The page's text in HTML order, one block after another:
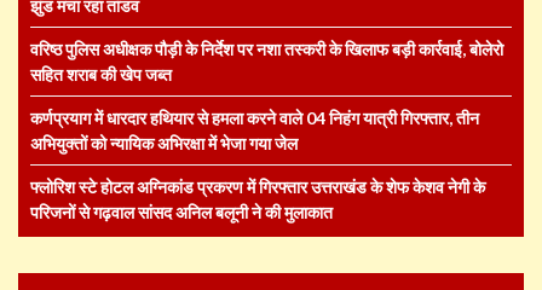
झुंड मचा रहा तांडव
वरिष्ठ पुलिस अधीक्षक पौड़ी के निर्देश पर नशा तस्करी के खिलाफ बड़ी कार्रवाई, बोलेरो
सहित शराब की खेप जब्त
कर्णप्रयाग में धारदार हथियार से हमला करने वाले 04 निहंग यात्री गिरफ्तार, तीन
अभियुक्तों को न्यायिक अभिरक्षा में भेजा गया जेल
फ्लोरिश स्टे होटल अग्निकांड प्रकरण में गिरफ्तार उत्तराखंड के शेफ केशव नेगी के
परिजनों से गढ़वाल सांसद अनिल बलूनी ने की मुलाकात